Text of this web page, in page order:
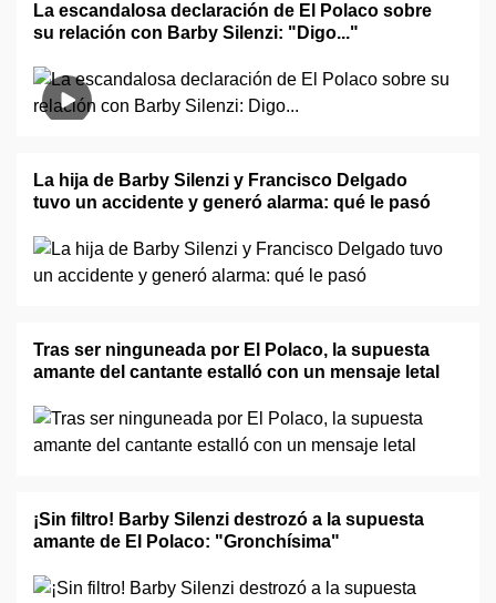
La escandalosa declaración de El Polaco sobre
su relación con Barby Silenzi: "Digo..."
La hija de Barby Silenzi y Francisco Delgado
tuvo un accidente y generó alarma: qué le pasó
Tras ser ninguneada por El Polaco, la supuesta
amante del cantante estalló con un mensaje letal
¡Sin filtro! Barby Silenzi destrozó a la supuesta
amante de El Polaco: "Gronchísima"